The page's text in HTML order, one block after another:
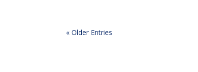
« Older Entries